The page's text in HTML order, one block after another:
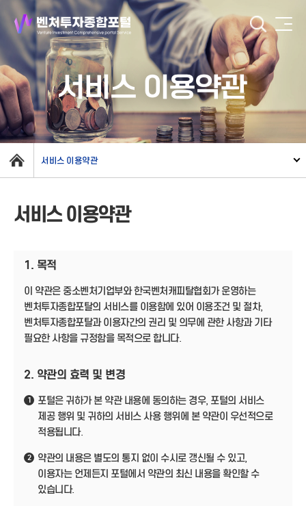
서비스 이용약관
서비스 이용약관
서비스 이용약관
1. 목적
이 약관은 중소벤처기업부와 한국벤처캐피탈협회가 운영하는
벤처투자종합포탈의 서비스를 이용함에 있어 이용조건 및 절차,
벤처투자종합포탈과 이용자간의 권리 및 의무에 관한 사항과 기타
필요한 사항을 규정함을 목적으로 합니다.
2. 약관의 효력 및 변경
1
포털은 귀하가 본 약관 내용에 동의하는 경우, 포털의 서비스
제공 행위 및 귀하의 서비스 사용 행위에 본 약관이 우선적으로
적용됩니다.
2
약관의 내용은 별도의 통지 없이 수시로 갱신될 수 있고,
이용자는 언제든지 포털에서 약관의 최신 내용을 확인할 수
있습니다.